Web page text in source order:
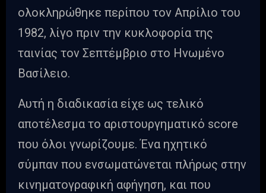
ολοκληρώθηκε περίπου τον Απρίλιο του
1982, λίγο πριν την κυκλοφορία της
ταινίας τον Σεπτέμβριο στο Ηνωμένο
Βασίλειο.
Αυτή η διαδικασία είχε ως τελικό
αποτέλεσμα το αριστουργηματικό score
που όλοι γνωρίζουμε. Ένα ηχητικό
σύμπαν που ενσωματώνεται πλήρως στην
κινηματογραφική αφήγηση, και που